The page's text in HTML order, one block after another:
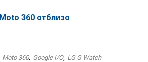
360 отблизо
Moto 360, Google I/O, LG G Watch